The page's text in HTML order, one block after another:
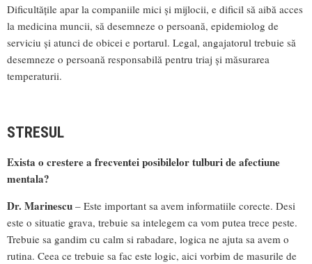
Dificultățile apar la companiile mici și mijlocii, e dificil să aibă acces
la medicina muncii, să desemneze o persoană, epidemiolog de
serviciu și atunci de obicei e portarul. Legal, angajatorul trebuie să
desemneze o persoană responsabilă pentru triaj și măsurarea
temperaturii.
STRESUL
Exista o crestere a frecventei posibilelor tulburi de afectiune
mentala?
Dr. Marinescu – Este important sa avem informatiile corecte. Desi
este o situatie grava, trebuie sa intelegem ca vom putea trece peste.
Trebuie sa gandim cu calm si rabadare, logica ne ajuta sa avem o
rutina. Ceea ce trebuie sa fac este logic, aici vorbim de masurile de